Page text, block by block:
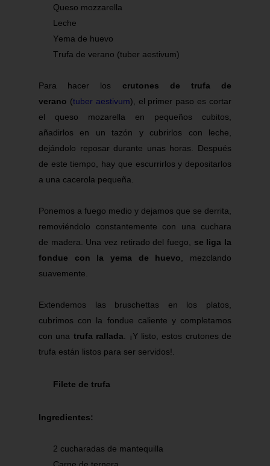
Queso mozzarella
Leche
Yema de huevo
Trufa de verano (tuber aestivum)
Para hacer los crutones de trufa de
verano (tuber aestivum), el primer paso es cortar
el queso mozarella en pequeños cubitos,
añadirlos en un tazón y cubrirlos con leche,
dejándolo reposar durante unas horas. Después
de este tiempo, hay que escurrirlos y depositarlos
a una cacerola pequeña.
Ponemos a fuego medio y dejamos que se derrita
removiéndolo constantemente con una cuchara
de madera. Una vez retirado del fuego, se liga la
fondue con la yema de huevo , mezclando
suavemente.
Extendemos las bruschettas en los platos,
cubrimos con la fondue caliente y completamos
con una trufa rallada . ¡Y listo, estos crutones de
trufa están listos para ser servidos!.
Filete de trufa
Ingredientes:
2 cucharadas de mantequilla